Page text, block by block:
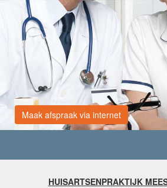
Maak afspraak via internet
HUISARTSENPRAKTIJK